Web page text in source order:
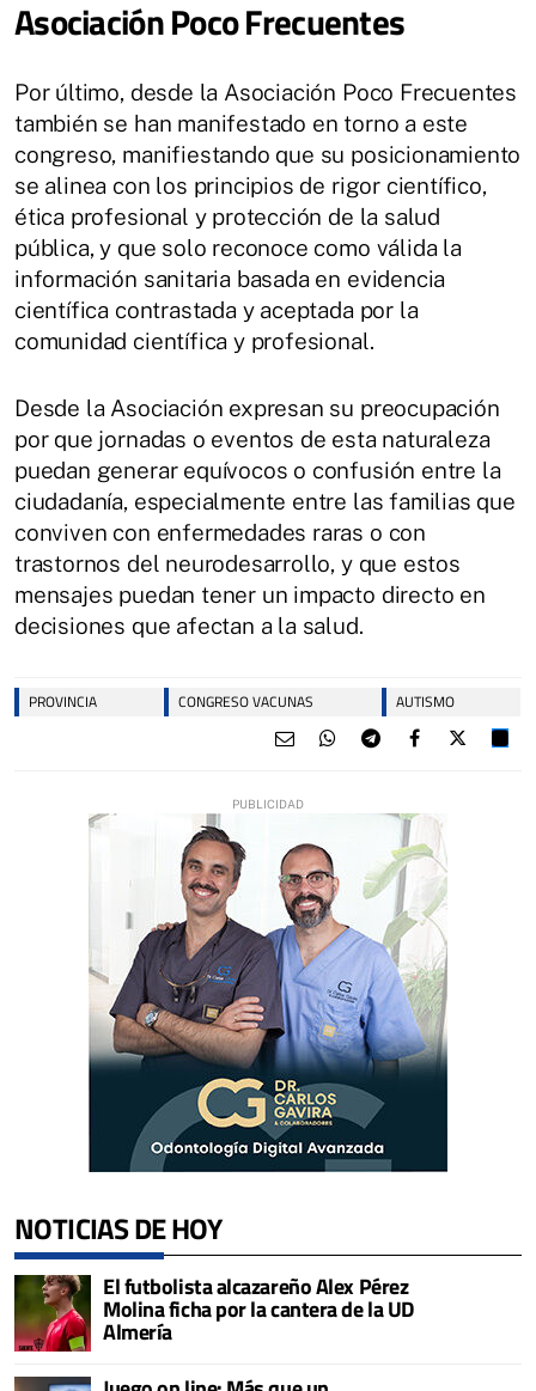
Asociación Poco Frecuentes
Por último, desde la Asociación Poco Frecuentes
también se han manifestado en torno a este
congreso, manifiestando que su posicionamiento
se alinea con los principios de rigor científico,
ética profesional y protección de la salud
pública, y que solo reconoce como válida la
información sanitaria basada en evidencia
científica contrastada y aceptada por la
comunidad científica y profesional.
Desde la Asociación expresan su preocupación
por que jornadas o eventos de esta naturaleza
puedan generar equívocos o confusión entre la
ciudadanía, especialmente entre las familias que
conviven con enfermedades raras o con
trastornos del neurodesarrollo, y que estos
mensajes puedan tener un impacto directo en
decisiones que afectan a la salud.
PROVINCIA CONGRESO VACUNAS AUTISMO
NOTICIAS DE HOY
El futbolista alcazareño Alex Pérez
Molina ficha por la cantera de la UD
Almería